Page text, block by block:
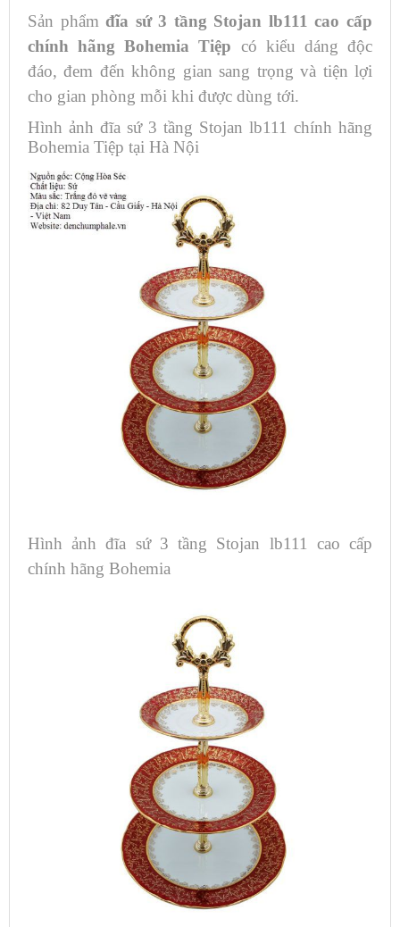
Sản phẩmđĩa sứ 3 tầng Stojan lb111 cao cấp
chính hãng Bohemia Tiệp có kiểu dáng độc
đáo, đem đến không gian sang trọng và tiện lợi
cho gian phòng mỗi khi được dùng tới.
Hình ảnh đĩa sứ 3 tầng Stojan lb111 chính hãng
Bohemia Tiệp tại Hà Nội
Hình ảnh đĩa sứ 3 tầng Stojan lb111 cao cấp
chính hãng Bohemia